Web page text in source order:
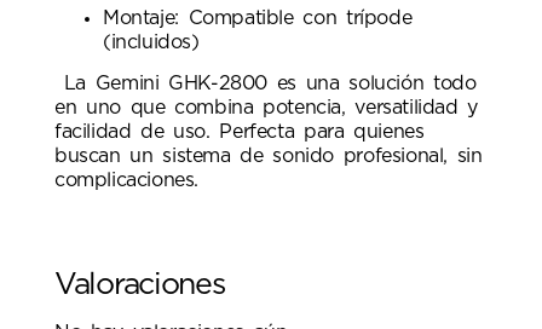
Montaje: Compatible con trípode
(incluidos)
La Gemini GHK-2800 es una solución todo
en uno que combina potencia, versatilidad y
facilidad de uso. Perfecta para quienes
buscan un sistema de sonido profesional, sin
complicaciones.
Valoraciones